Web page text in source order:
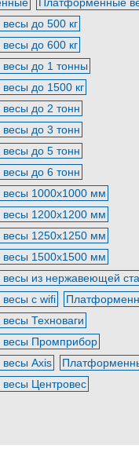
до 500 кг
до 600 кг
до 1 тонны
до 1500 кг
до 2 тонн
до 3 тонн
до 5 тонн
до 6 тонн
1000х1000 мм
1200х1200 мм
1250х1250 мм
1500х1500 мм
из нержавеющей
с wifi
Техноваги
Промприбор
Axis
Центровес